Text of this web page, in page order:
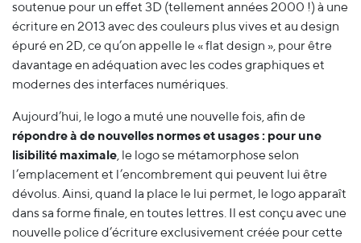
soutenue pour un effet 3D (tellement années 2000 !) à une
écriture en 2013 avec des couleurs plus vives et au design
épuré en 2D, ce qu’on appelle le « flat design », pour être
davantage en adéquation avec les codes graphiques et
modernes des interfaces numériques.
Aujourd’hui, le logo a muté une nouvelle fois, afin de
répondre à de nouvelles normes et usages : pour une
lisibilité maximale, le logo se métamorphose selon
l’emplacement et l’encombrement qui peuvent lui être
dévolus. Ainsi, quand la place le lui permet, le logo apparaît
dans sa forme finale, en toutes lettres. Il est conçu avec une
nouvelle police d’écriture exclusivement créée pour cette